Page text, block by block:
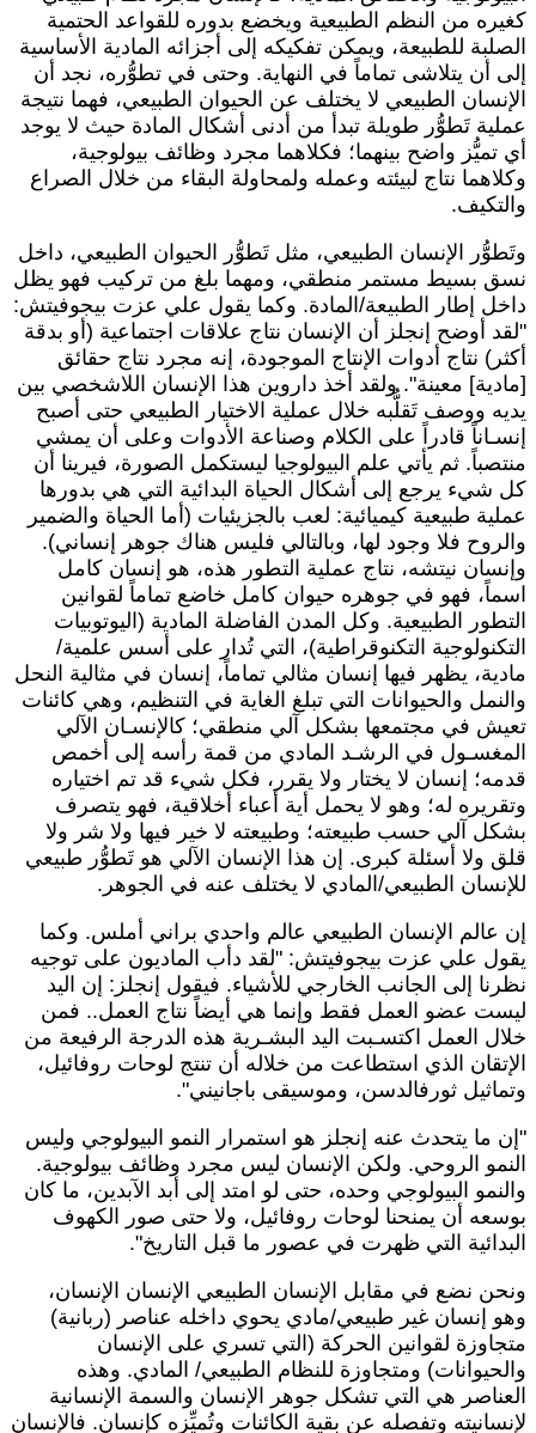
من النظم الطبيعية ويخضع بدوره للقواعد الحتمية
للطبيعة، ويمكن تفكيكه إلى أجزائه المادية الأساسية
أن يتلاشى تماماً في النهاية. وحتى في تطوُّره، نجد أن
الطبيعي لا يختلف عن الحيوان الطبيعي، فهما نتيجة
تَطوُّر طويلة تبدأ من أدنى أشكال المادة حيث لا يوجد
تميُّز واضح بينهما؛ فكلاهما مجرد وظائف بيولوجية،
نتاج لبيئته وعمله ولمحاولة البقاء من خلال الصراع
الإنسان الطبيعي، مثل تَطوُّر الحيوان الطبيعي، داخل
بسيط مستمر منطقي، ومهما بلغ من تركيب فهو يظل
إطار الطبيعة/المادة. وكما يقول علي عزت بيجوفيتش:
أوضح إنجلز أن الإنسان نتاج علاقات اجتماعية (أو بدقة
نتاج أدوات الإنتاج الموجودة، إنه مجرد نتاج حقائق
معينة". ولقد أخذ داروين هذا الإنسان اللاشخصي بين
ووصف تَقلُّبه خلال عملية الاختيار الطبيعي حتى أصبح
قادراً على الكلام وصناعة الأدوات وعلى أن يمشي
ثم يأتي علم البيولوجيا ليستكمل الصورة، فيرينا أن
شيء يرجع إلى أشكال الحياة البدائية التي هي بدورها
طبيعية كيميائية: لعب بالجزيئيات (أما الحياة والضمير
فلا وجود لها، وبالتالي فليس هناك جوهر إنساني).
نيتشه، نتاج عملية التطور هذه، هو إنسان كامل
فهو في جوهره حيوان كامل خاضع تماماً لقوانين
الطبيعية. وكل المدن الفاضلة المادية (اليوتوبيات
التكنوقراطية)، التي تُدار على أسس علمية/
يظهر فيها إنسان مثالي تماماً، إنسان في مثالية النحل
والحيوانات التي تبلغ الغاية في التنظيم، وهي كائنات
في مجتمعها بشكل آلي منطقي؛ كالإنسـان الآلي
في الرشـد المادي من قمة رأسه إلى أخمص
إنسان لا يختار ولا يقرر، فكل شيء قد تم اختياره
له؛ وهو لا يحمل أية أعباء أخلاقية، فهو يتصرف
آلي حسب طبيعته؛ وطبيعته لا خير فيها ولا شر ولا
ولا أسئلة كبرى. إن هذا الإنسان الآلي هو تَطوُّر طبيعي
الطبيعي/المادي لا يختلف عنه في الجوهر.
عالم الإنسان الطبيعي عالم واحدي براني أملس. وكما
علي عزت بيجوفيتش: "لقد دأب الماديون على توجيه
إلى الجانب الخارجي للأشياء. فيقول إنجلز: إن اليد
عضو العمل فقط وإنما هي أيضاً نتاج العمل.. فمن
العمل اكتسـبت اليد البشـرية هذه الدرجة الرفيعة من
الذي استطاعت من خلاله أن تنتج لوحات روفائيل،
ثورفالدسن، وموسيقى باجانيني".
ما يتحدث عنه إنجلز هو استمرار النمو البيولوجي وليس
الروحي. ولكن الإنسان ليس مجرد وظائف بيولوجية.
البيولوجي وحده، حتى لو امتد إلى أبد الآبدين، ما كان
أن يمنحنا لوحات روفائيل، ولا حتى صور الكهوف
التي ظهرت في عصور ما قبل التاريخ".
نضع في مقابل الإنسان الطبيعي الإنسان الإنسان،
إنسان غير طبيعي/مادي يحوي داخله عناصر (ربانية)
لقوانين الحركة (التي تسري على الإنسان
ومتجاوزة للنظام الطبيعي/ المادي. وهذه
هي التي تشكل جوهر الإنسان والسمة الإنسانية
وتفصله عن بقية الكائنات وتُميِّزه كإنسان. فالإنسان